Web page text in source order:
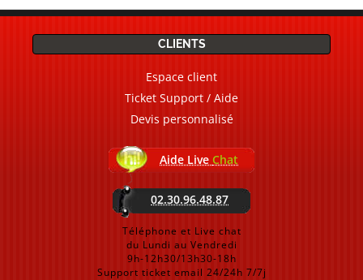
CLIENTS
Espace client
Ticket Support / Aide
Devis personnalisé
Aide Live Chat
02.30.96.48.87
Téléphone et Live chat
du Lundi au Vendredi
9h-12h30/13h30-18h
Support ticket email 24/24h 7/7j